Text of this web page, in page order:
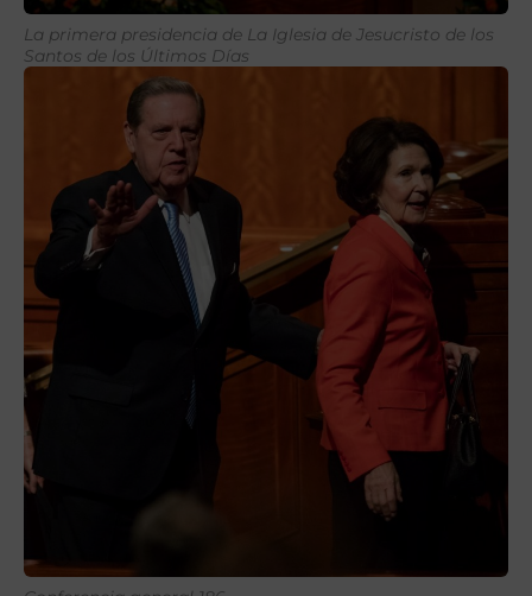
La primera presidencia de La Iglesia de Jesucristo de los
Santos de los Últimos Días